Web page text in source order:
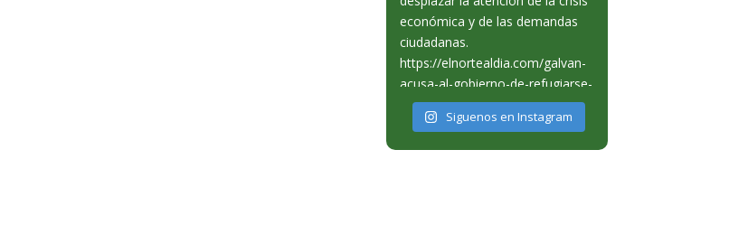
Siguenos en Instagram